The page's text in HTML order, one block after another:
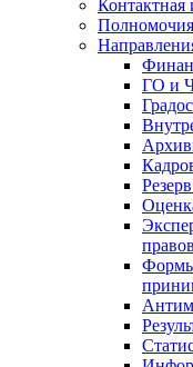
Полномочия
ГО и
Формы